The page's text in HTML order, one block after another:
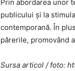
Prin abordarea unor
publicului și la
contemporană. În
părerile, promovând
Sursa articol / foto: